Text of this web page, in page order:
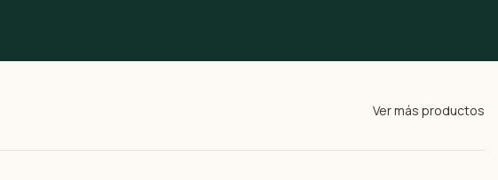
Ver más productos